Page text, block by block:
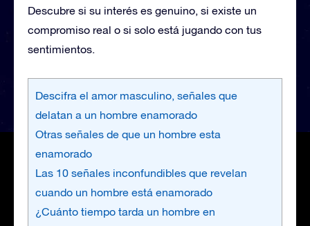
Descubre si su interés es genuino, si existe un
compromiso real o si solo está jugando con tus
sentimientos.
Descifra el amor masculino, señales que
delatan a un hombre enamorado
Otras señales de que un hombre esta
enamorado
Las 10 señales inconfundibles que revelan
cuando un hombre está enamorado
¿Cuánto tiempo tarda un hombre en